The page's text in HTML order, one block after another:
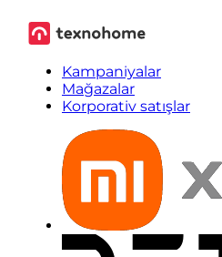
Kampaniyalar
Mağazalar
Korporativ satışlar